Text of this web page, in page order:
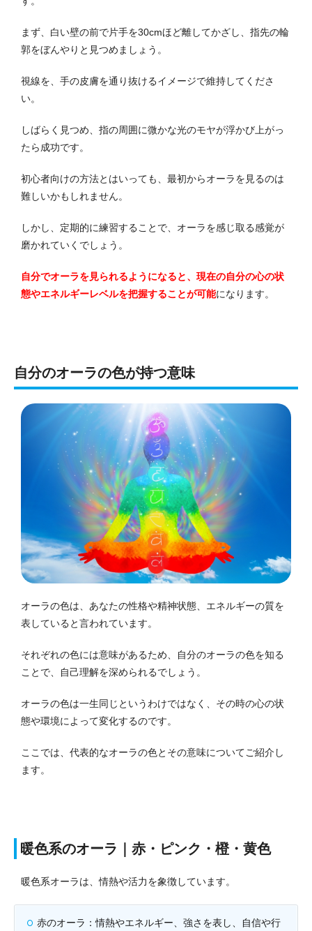
まず、白い壁の前で片手を30cmほど離してかざし、指先の輪
郭をぼんやりと見つめましょう。
視線を、手の皮膚を通り抜けるイメージで維持してくださ
い。
しばらく見つめ、指の周囲に微かな光のモヤが浮かび上がっ
たら成功です。
初心者向けの方法とはいっても、最初からオーラを見るのは
難しいかもしれません。
しかし、定期的に練習することで、オーラを感じ取る感覚が
磨かれていくでしょう。
自分でオーラを見られるようになると、現在の自分の心の状
態やエネルギーレベルを把握することが可能になります。
自分のオーラの色が持つ意味
オーラの色は、あなたの性格や精神状態、エネルギーの質を
表していると言われています。
それぞれの色には意味があるため、自分のオーラの色を知る
ことで、自己理解を深められるでしょう。
オーラの色は一生同じというわけではなく、その時の心の状
態や環境によって変化するのです。
ここでは、代表的なオーラの色とその意味についてご紹介し
ます。
暖色系のオーラ｜赤・ピンク・橙・黄色
暖色系オーラは、情熱や活力を象徴しています。
赤のオーラ：情熱やエネルギー、強さを表し、自信や行